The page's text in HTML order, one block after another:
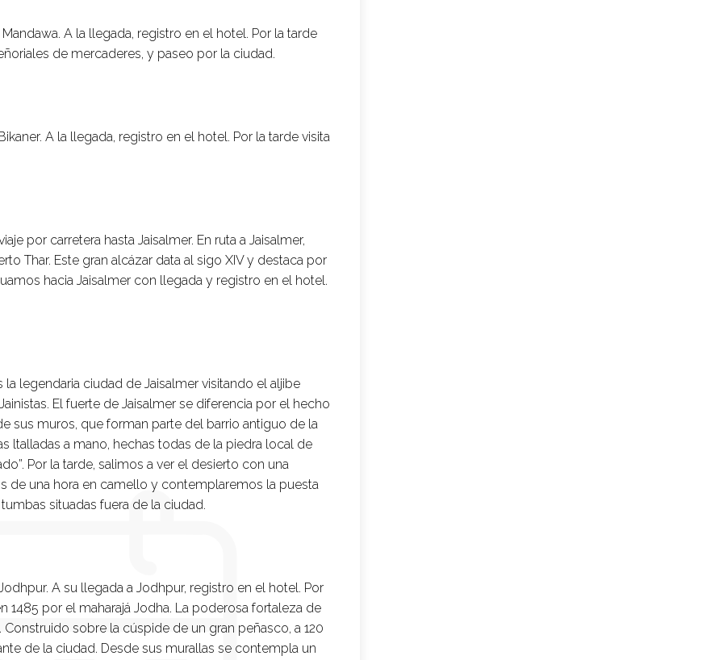
A la llegada, registro en el hotel. Por la tarde
de mercaderes, y paseo por la ciudad.
A la llegada, registro en el hotel. Por la tarde visita
por carretera hasta Jaisalmer. En ruta a Jaisalmer,
Thar. Este gran alcázar data al sigo XIV y destaca por
hacia Jaisalmer con llegada y registro en el hotel.
legendaria ciudad de Jaisalmer visitando el aljibe
El fuerte de Jaisalmer se diferencia por el hecho
sus muros, que forman parte del barrio antiguo de la
ltalladas a mano, hechas todas de la piedra local de
Por la tarde, salimos a ver el desierto con una
de una hora en camello y contemplaremos la puesta
situadas fuera de la ciudad.
A su llegada a Jodhpur, registro en el hotel. Por
1485 por el maharajá Jodha. La poderosa fortaleza de
sobre la cúspide de un gran peñasco, a 120
de la ciudad. Desde sus murallas se contempla un